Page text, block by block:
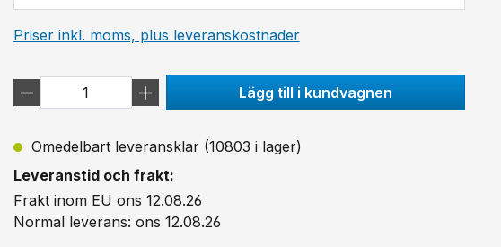
Priser inkl. moms, plus leveranskostnader
Lägg till i kundvagnen
Omedelbart leveransklar (10803 i lager)
Leveranstid och frakt:
Frakt inom EU ons 12.08.26
Normal leverans: ons 12.08.26